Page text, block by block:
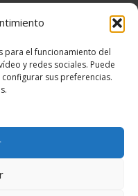
para el funcionamiento del
y redes sociales. Puede
sus preferencias.